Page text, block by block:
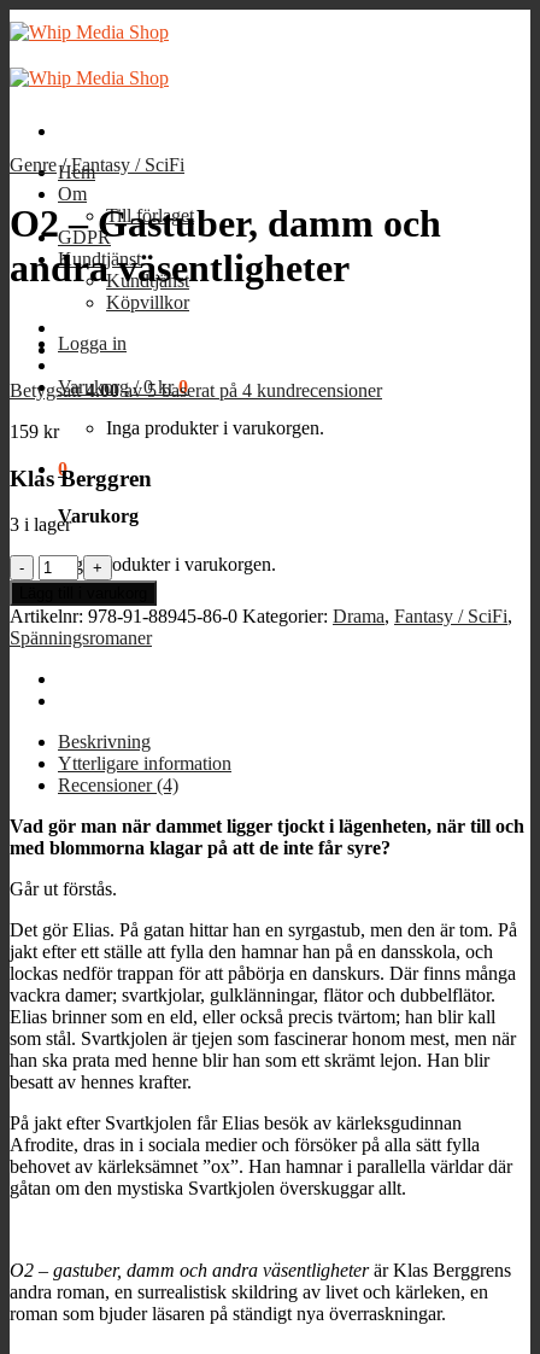
Skip
to
Hem
Om
Till förlaget
GDPR
Kundtjänst
Kundtjänst
Köpvillkor
Logga in
Varukorg /0kr 0
Inga produkter i varukorgen.
0
Varukorg
Inga produkter i varukorgen.
Genre / Fantasy / SciFi
O2 – Gastuber, damm och
andra väsentligheter
Betygsatt4.00av 5 baserat på 4 kundrecensioner
159 kr
Klas Berggren
3 i lager
O2
-
Gastuber,
damm
och
andra
väsentligheter
Artikelnr: 978-91-88945-86-0 Kategorier: Drama, Fantasy / SciFi,
Spänningsromaner
Beskrivning
Ytterligare information
Recensioner (4)
Vad gör man när dammet ligger tjockt i lägenheten, när till och
med blommorna klagar på att de inte får syre?
Går ut förstås.
Det gör Elias. På gatan hittar han en syrgastub, men den är tom. På
jakt efter ett ställe att fylla den hamnar han på en dansskola, och
lockas nedför trappan för att påbörja en danskurs. Där finns många
vackra damer; svartkjolar, gulklänningar, flätor och dubbelflätor.
Elias brinner som en eld, eller också precis tvärtom; han blir kall
som stål. Svartkjolen är tjejen som fascinerar honom mest, men när
han ska prata med henne blir han som ett skrämt lejon. Han blir
besatt av hennes krafter.
På jakt efter Svartkjolen får Elias besök av kärleksgudinnan
Afrodite, dras in i sociala medier och försöker på alla sätt fylla
behovet av kärleksämnet ”ox”. Han hamnar i parallella världar där
gåtan om den mystiska Svartkjolen överskuggar allt.
O2 – gastuber, damm och andra väsentligheterär Klas Berggrens
andra roman, en surrealistisk skildring av livet och kärleken, en
roman som bjuder läsaren på ständigt nya överraskningar.